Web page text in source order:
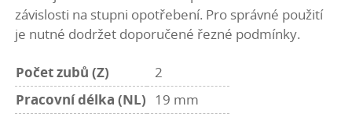
závislosti na stupni opotřebení. Pro správné použití
je nutné dodržet doporučené řezné podmínky.
Počet zubů (Z)
2
Pracovní délka (NL) 19 mm